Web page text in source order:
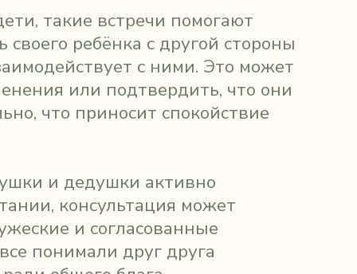
активно
друг друга
блага.
с ними. Это может
подтвердить, что они
спокойствие